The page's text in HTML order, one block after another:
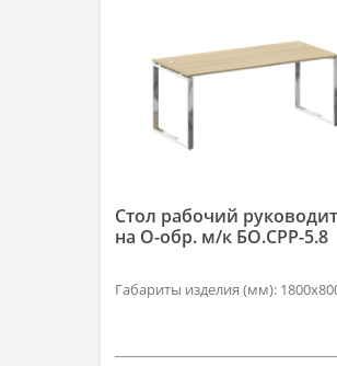
Стол рабочий
на О-обр. м/к БО.СРР-5.8
Габариты изделия (мм):